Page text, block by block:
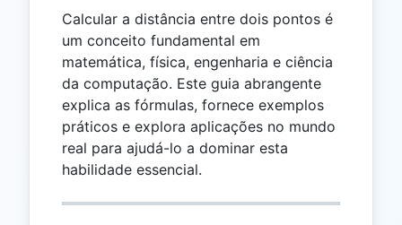
Calcular a distância entre dois pontos é
um conceito fundamental em
matemática, física, engenharia e ciência
da computação. Este guia abrangente
explica as fórmulas, fornece exemplos
práticos e explora aplicações no mundo
real para ajudá-lo a dominar esta
habilidade essencial.